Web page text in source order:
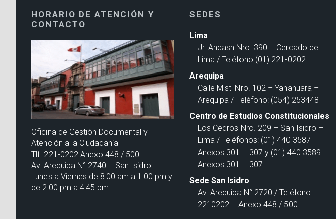
HORARIO DE ATENCIÓN Y
CONTACTO
Oficina de Gestión Documental y
Atención a la Ciudadanía
Tlf. 221-0202 Anexo 448 / 500
Av. Arequipa N° 2740 – San Isidro
Lunes a Viernes de 8:00 am a 1:00 pm y
de 2:00 pm a 4:45 pm
SEDES
Lima
Jr. Ancash Nro. 390 – Cercado de
Lima / Teléfono (01) 221-0202
Arequipa
Calle Misti Nro. 102 – Yanahuara –
Arequipa / Teléfono: (054) 253448
Centro de Estudios Constitucionales
Los Cedros Nro. 209 – San Isidro –
Lima / Teléfonos: (01) 440 3587
Anexos 301 – 307 y (01) 440 3589
Anexos 301 – 307
Sede San Isidro
Av. Arequipa N° 2720 / Teléfono
2210202 – Anexo 448 / 500